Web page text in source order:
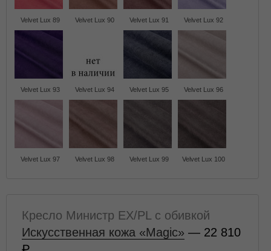
Velvet Lux 89 Velvet Lux 90 Velvet Lux 91 Velvet Lux 92
Velvet Lux 93 Velvet Lux 94 Velvet Lux 95 Velvet Lux 96
Velvet Lux 97 Velvet Lux 98 Velvet Lux 99 Velvet Lux 100
Кресло Министр EX/PL с обивкой
Искусственная кожа «Magic» — 22 810